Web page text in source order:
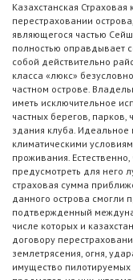
Казахстанская Страховая
перестраховании
являющегося частью
полностью оправдывает
собой действительно
класса «люкс»
частном острове.
иметь исключительное
частных берегов, парков,
здания клуба.
климатическими
проживания.
предусмотреть для него
страховая сумма
данного острова смогли
подтвержденный
числе которых и
договору
землетрясения, огня,
имущество